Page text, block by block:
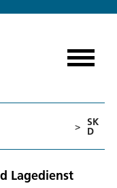
> SK
D
Lagedienst